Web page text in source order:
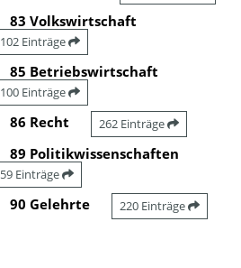
83 Volkswirtschaft
102 Einträge
85 Betriebswirtschaft
100 Einträge
86 Recht 262 Einträge
89 Politikwissenschaften
59 Einträge
90 Gelehrte 220 Einträge